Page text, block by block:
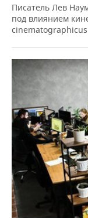
Писатель Лев
под влиянием
cinematographicus